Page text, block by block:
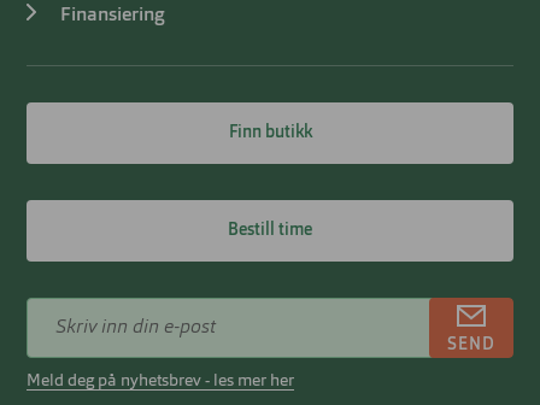
Finansiering
Finn butikk
Bestill time
SEND
Meld deg på nyhetsbrev - les mer her